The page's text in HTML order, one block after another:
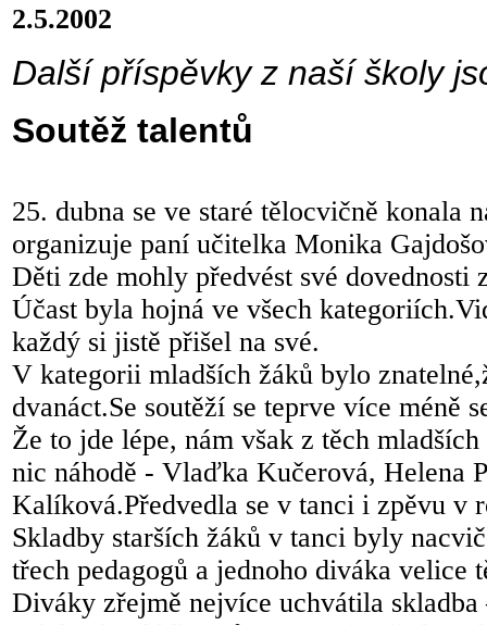
2.5.2002
Další příspěvky z naší školy
Soutěž talentů
25. dubna se ve staré tělocvičně konala
organizuje paní učitelka Monika
Děti zde mohly předvést své dovednosti
Účast byla hojná ve všech
každý si jistě přišel na své.
V kategorii mladších žáků bylo
dvanáct.Se soutěží se teprve více méně
Že to jde lépe, nám však z těch
nic náhodě - Vlaďka Kučerová, Helena
Kalíková.Předvedla se v tanci i zpěvu v
Skladby starších žáků v tanci byly
třech pedagogů a jednoho diváka velice
Diváky zřejmě nejvíce uchvátila